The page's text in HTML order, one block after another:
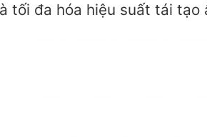
tối đa hóa hiệu suất tái tạo